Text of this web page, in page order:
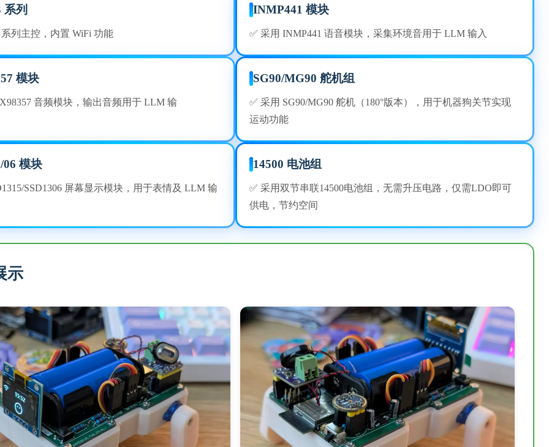
系列
系列主控，内置 WiFi 功能
INMP441 模块
✅ 采用 INMP441 语音模块，采集环境音用于 LLM 输入
模块
音频模块，输出音频用于 LLM 输
SG90/MG90 舵机组
✅ 采用 SG90/MG90 舵机（180°版本），用于机器狗关节实现
运动功能
06 模块
SSD1306 屏幕显示模块，用于表情及 LLM 输
14500 电池组
✅ 采用双节串联14500电池组，无需升压电路，仅需LDO即可
供电，节约空间
示